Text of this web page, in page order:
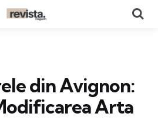
din Avignon:
Arta